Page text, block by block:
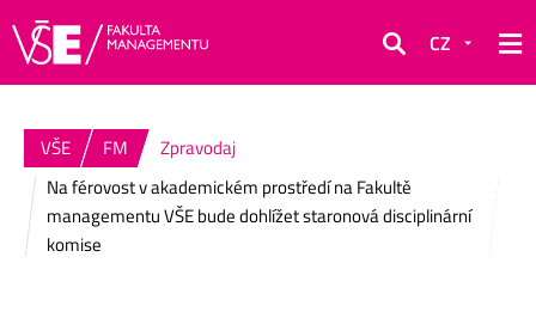
Hledat
CZ
VŠE FM
Zpravodaj
Na férovost v akademickém prostředí na Fakultě
managementu VŠE bude dohlížet staronová disciplinární
komise